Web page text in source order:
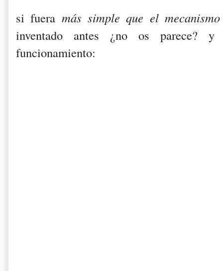
si fuera más simple que el
inventado antes ¿no os parece?
funcionamiento: